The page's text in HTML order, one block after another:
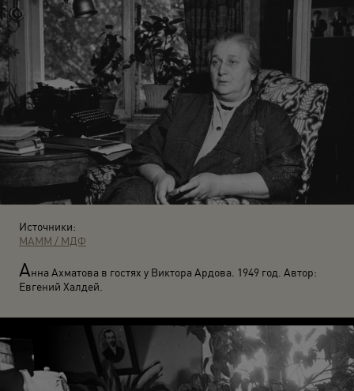
Источники:
МАММ / МДФ
Анна Ахматова в гостях у Виктора Ардова. 1949 год. Автор:
Евгений Халдей.